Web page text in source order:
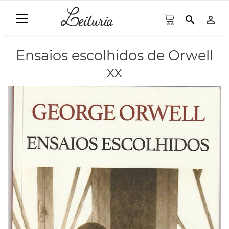
search person_outline
Ensaios escolhidos de Orwell
xx